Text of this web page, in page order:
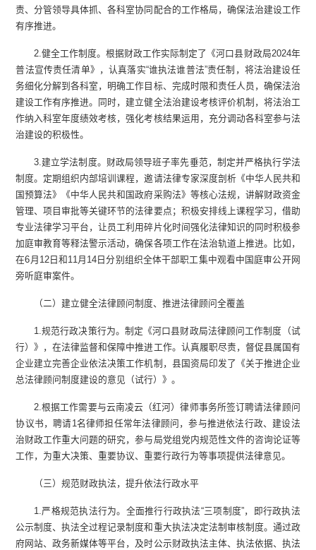
责、分管领导具体抓、各科室协同配合的工作格局，确保法治建设工作
有序推进。
2.健全工作制度。根据财政工作实际制定了《河口县财政局2024年
普法宣传责任清单》，认真落实“谁执法谁普法”责任制，将法治建设任
务细化分解到各科室，明确工作目标、完成时限和责任人员，确保法治
建设工作有序推进。同时，建立健全法治建设考核评价机制，将法治工
作纳入科室年度绩效考核，强化考核结果运用，充分调动各科室参与法
治建设的积极性。
3.建立学法制度。财政局领导班子率先垂范，制定并严格执行学法
制度。定期组织内部培训课程，邀请法律专家深度剖析《中华人民共和
国预算法》《中华人民共和国政府采购法》等核心法规，讲解财政资金
管理、项目审批等关键环节的法律要点；积极安排线上课程学习，借助
专业法律学习平台，让员工利用碎片化时间强化法律知识的同时积极参
加庭审教育等释法警示活动，确保各项工作在法治轨道上推进。比如，
在6月12日和11月14日分别组织全体干部职工集中观看中国庭审公开网
旁听庭审案件。
（二）建立健全法律顾问制度、推进法律顾问全覆盖
1.规范行政决策行为。制定《河口县财政局法律顾问工作制度（试
行）》，在法律监督和保障中推进工作。认真履职尽责，督促县属国有
企业建立完善企业依法决策工作机制，县国资局印发了《关于推进企业
总法律顾问制度建设的意见（试行）》。
2.根据工作需要与云南凌云（红河）律师事务所签订聘请法律顾问
协议书，聘请1名律师担任常年法律顾问，参与推进依法行政、建设法
治财政工作重大问题的研究，参与局党组党内规范性文件的咨询论证等
工作，为重大决策、重要协议、重要行政行为等事项提供法律意见。
（三）规范财政执法，提升依法行政水平
1.严格规范执法行为。全面推行行政执法“三项制度”，即行政执法
公示制度、执法全过程记录制度和重大执法决定法制审核制度。通过政
府网站、政务新媒体等平台，及时公示财政执法主体、执法依据、执法